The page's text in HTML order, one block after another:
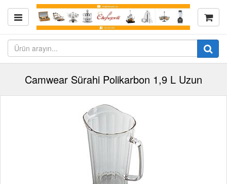
Camwear Sürahi Polikarbon 1,9 L Uzun